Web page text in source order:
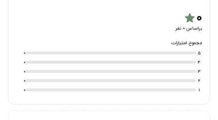
۰star
براساس 0 نفر
مجموع امتیازات
5
0
4
0
3
0
2
0
1
0